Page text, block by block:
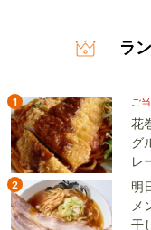
ラ
1 ご
花
グ
レ
2
明
メ
干